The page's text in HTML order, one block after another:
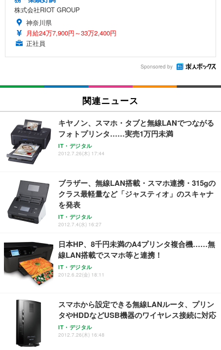
株式会社RIOT GROUP
神奈川県
月給24万7,900円～33万2,400円
正社員
Sponsored by
関連ニュース
キヤノン、スマホ・タブと無線LANでつながる
フォトプリンタ……実売1万円未満
IT・デジタル
2012.7.26(木) 17:44
ブラザー、無線LAN搭載・スマホ連携・315gの
クラス最軽量など「ジャスティオ」のスキャナ
を発表
IT・デジタル
2012.7.4(水) 16:27
日本HP、8千円未満のA4プリンタ複合機……無
線LAN搭載でスマホ等と連携！
IT・デジタル
2012.6.22(金) 18:11
スマホから設定できる無線LANルータ、プリン
タやHDDなどUSB機器のワイヤレス接続に対応
IT・デジタル
2012.7.26(木) 16:48